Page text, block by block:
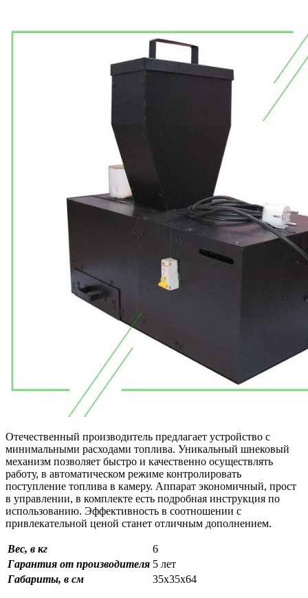
Отечественный производитель предлагает устройство с
минимальными расходами топлива. Уникальный шнековый
механизм позволяет быстро и качественно осуществлять
работу, в автоматическом режиме контролировать
поступление топлива в камеру. Аппарат экономичный, прост
в управлении, в комплекте есть подробная инструкция по
использованию. Эффективность в соотношении с
привлекательной ценой станет отличным дополнением.
Вес, в кг
6
Гарантия от производителя 5 лет
Габариты, в см
35х35х64